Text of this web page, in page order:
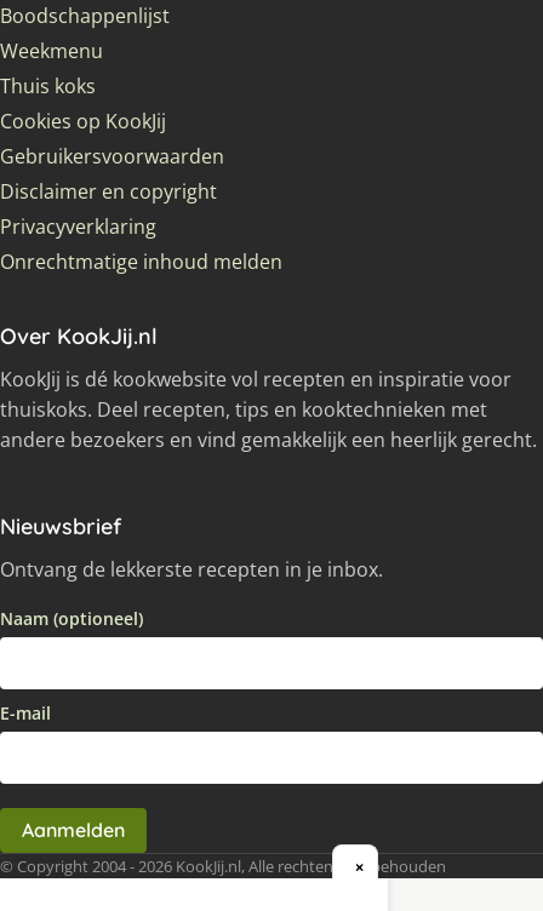
Boodschappenlijst
Weekmenu
Thuis koks
Cookies op KookJij
Gebruikersvoorwaarden
Disclaimer en copyright
Privacyverklaring
Onrechtmatige inhoud melden
Over KookJij.nl
KookJij is dé kookwebsite vol recepten en inspiratie voor
thuiskoks. Deel recepten, tips en kooktechnieken met
andere bezoekers en vind gemakkelijk een heerlijk gerecht.
Nieuwsbrief
Ontvang de lekkerste recepten in je inbox.
Naam (optioneel)
E-mail
Aanmelden
© Copyright 2004 - 2026 KookJij.nl, Alle rechten voorbehouden
×